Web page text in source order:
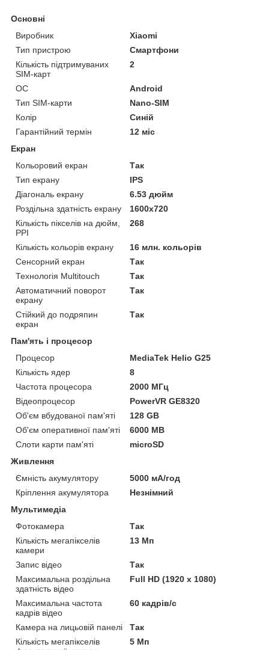
Основні
Виробник
Xiaomi
Тип пристрою
Смартфони
Кількість підтримуваних
SIM-карт
2
ОС
Android
Тип SIM-карти
Nano-SIM
Колір
Синій
Гарантійний термін
12 міс
Екран
Кольоровий екран
Так
Тип екрану
IPS
Діагональ екрану
6.53 дюйм
Роздільна здатність екрану
1600x720
Кількість пікселів на дюйм,
PPI
268
Кількість кольорів екрану
16 млн. кольорів
Сенсорний екран
Так
Технологія Multitouch
Так
Автоматичний поворот
екрану
Так
Стійкий до подряпин
екран
Так
Пам'ять і процесор
Процесор
MediaTek Helio G25
Кількість ядер
8
Частота процесора
2000 МГц
Відеопроцесор
PowerVR GE8320
Об'єм вбудованої пам'яті
128 GB
Об'єм оперативної пам'яті
6000 MB
Слоти карти пам'яті
microSD
Живлення
Ємність акумулятору
5000 мА/год
Кріплення акумулятора
Незнімний
Мультимедіа
Фотокамера
Так
Кількість мегапікселів
камери
13 Мп
Запис відео
Так
Максимальна роздільна
здатність відео
Full HD (1920 x 1080)
Максимальна частота
кадрів відео
60 кадрів/с
Камера на лицьовій панелі
Так
Кількість мегапікселів
5 Мп